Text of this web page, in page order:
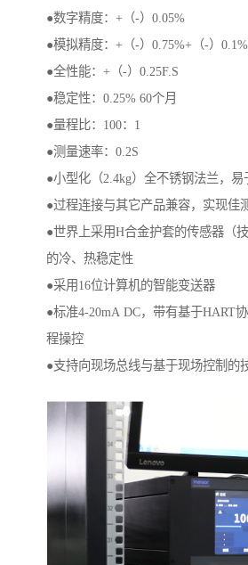
●数字精度：+（-）0.05%
●模拟精度：+（-）0.75%+（-）
●全性能：+（-）0.25F.S
●稳定性：0.25% 60个月
●量程比：100：1
●测量速率：0.2S
●小型化（2.4kg）全不锈钢法兰，易
●过程连接与其它产品兼容，实现佳
●世界上采用H合金护套的传感器（
的冷、热稳定性
●采用16位计算机的智能变送器
●标准4-20mA DC，带有基于HART
程操控
●支持向现场总线与基于现场控制的